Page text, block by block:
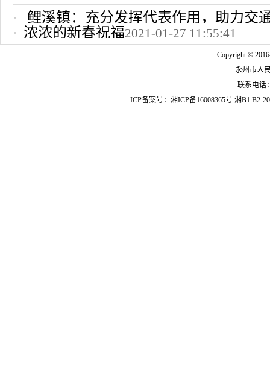
鲤溪镇：充分发挥代表作用，助力交
2022-10-24 12:09:37
浓浓的新春祝福2021-01-27 11:55:41
Copyright ©
永州市人
联系电话
ICP备案号： 湘ICP备16008365号 湘B1.B2-